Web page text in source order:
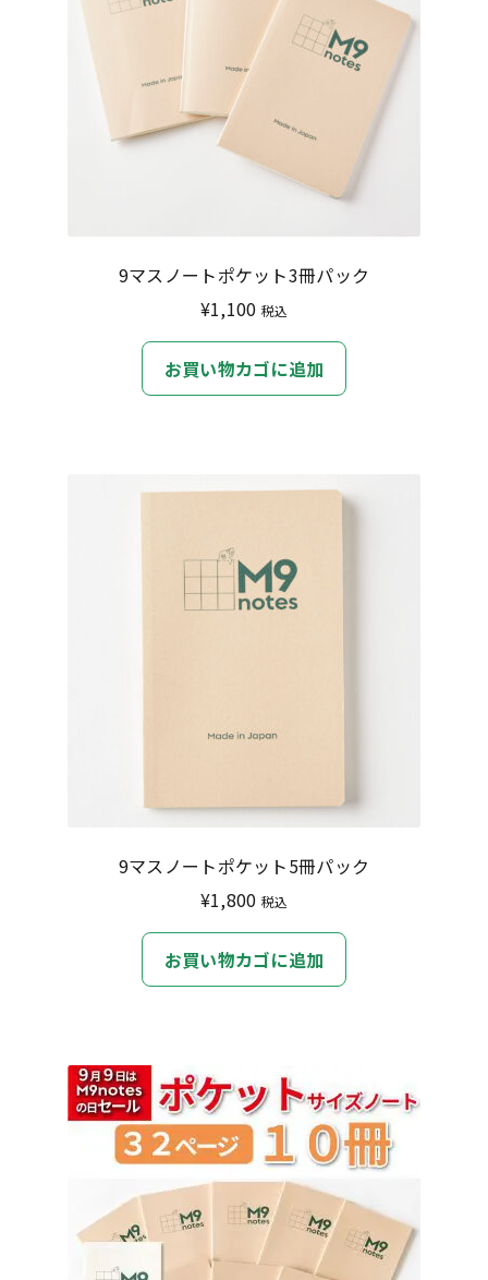
9マスノートポケット3冊パック
¥1,100 税込
お買い物カゴに追加
9マスノートポケット5冊パック
¥1,800 税込
お買い物カゴに追加